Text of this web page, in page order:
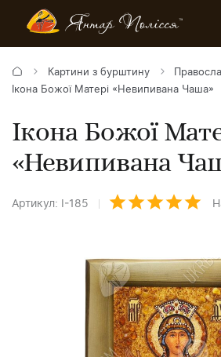
Картини з бурштину
Ікона Божої Матері «Невипивана Чаша»
Ікона Божої
«Невипивана
Артикул: І-185